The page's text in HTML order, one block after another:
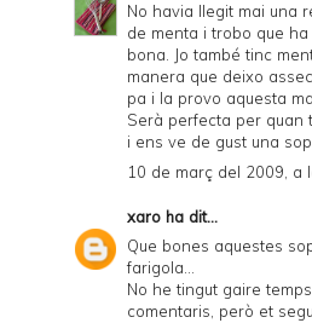
No havia llegit mai una
de menta i trobo que
bona. Jo també tinc
manera que deixo
pa i la provo aquesta
Serà perfecta per quan
i ens ve de gust una
10 de març del 2009, a
xaro ha dit...
Que bones aquestes
farigola...
No he tingut gaire
comentaris, però et